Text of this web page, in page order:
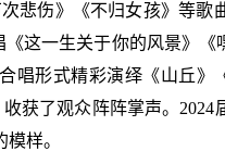
悲伤》《不归女孩》等歌
这一生关于你的风景》《
形式精彩演绎《山丘》
获了观众阵阵掌声。
样。